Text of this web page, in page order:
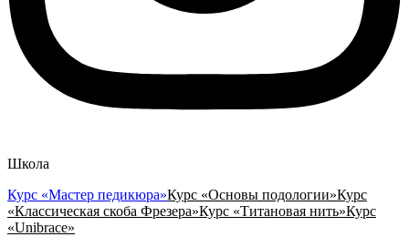
Школа
Курс «Мастер педикюра»Курс «Основы подологии»Курс
«Классическая скоба Фрезера»Курс «Титановая нить»Курс
«Unibrace»